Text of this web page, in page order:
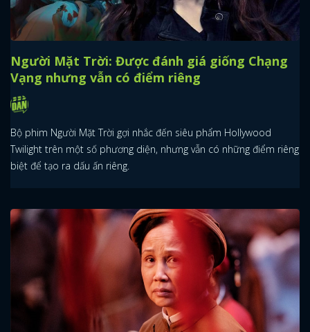
Người Mặt Trời: Được đánh giá giống Chạng
Vạng nhưng vẫn có điểm riêng
Bộ phim Người Mặt Trời gợi nhắc đến siêu phẩm Hollywood
Twilight trên một số phương diện, nhưng vẫn có những điểm riêng
biệt để tạo ra dấu ấn riêng.